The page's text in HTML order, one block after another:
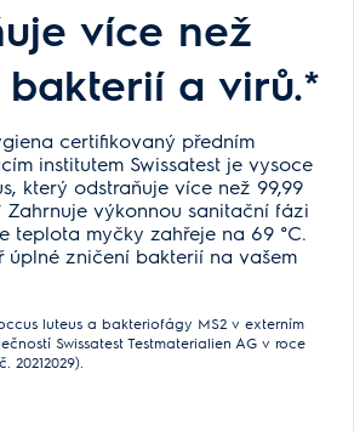
více než
bakterií a virů.*
certifikovaný předním
institutem Swissatest je vysoce
který odstraňuje více než 99,99
Zahrnuje výkonnou sanitační fázi
teplota myčky zahřeje na 69 °C.
úplné zničení bakterií na vašem
luteus a bakteriofágy MS2 v externím
Swissatest Testmaterialien AG v roce
20212029).